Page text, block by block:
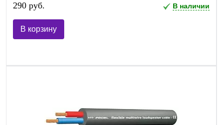
290 руб. В наличии
В корзину